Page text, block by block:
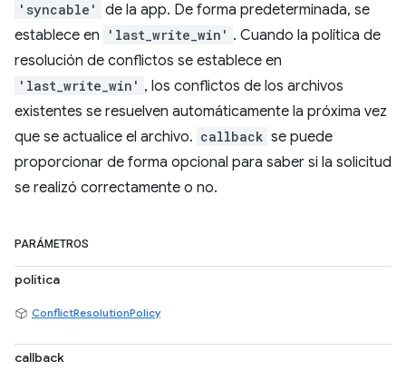
'syncable'
de la app. De forma predeterminada, se
establece en
'last_write_win' . Cuando la política de
resolución de conflictos se establece en
'last_write_win' , los conflictos de los archivos
existentes se resuelven automáticamente la próxima vez
que se actualice el archivo. callback se puede
proporcionar de forma opcional para saber si la solicitud
se realizó correctamente o no.
PARÁMETROS
política
ConflictResolutionPolicy
callback